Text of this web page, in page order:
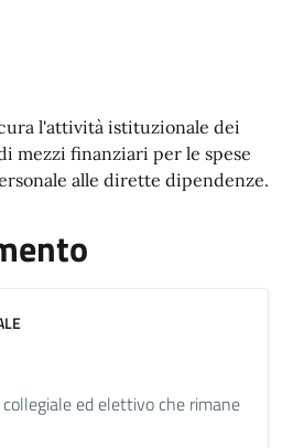
l'attività istituzionale dei
mezzi finanziari per le spese
alle dirette dipendenze.
ed elettivo che rimane